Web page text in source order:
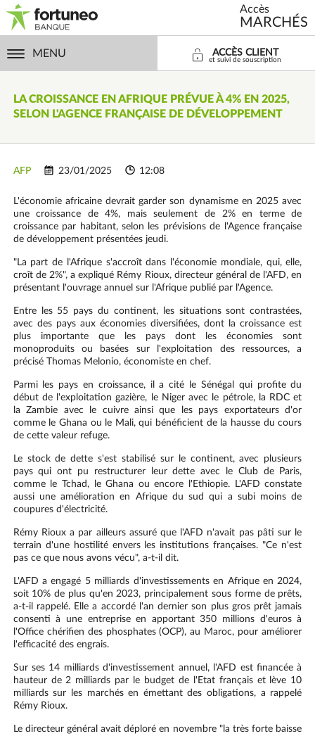
Accès
MARCHÉS
MENU ACCÈS CLIENT
et suivi de souscription
LA CROISSANCE EN AFRIQUE PRÉVUE À 4% EN 2025,
SELON L'AGENCE FRANÇAISE DE DÉVELOPPEMENT
AFP 23/01/2025 12:08
L'économie africaine devrait garder son dynamisme en 2025 avec
une croissance de 4%, mais seulement de 2% en terme de
croissance par habitant, selon les prévisions de l'Agence française
de développement présentées jeudi.
"La part de l'Afrique s'accroît dans l'économie mondiale, qui, elle,
croît de 2%", a expliqué Rémy Rioux, directeur général de l'AFD, en
présentant l'ouvrage annuel sur l'Afrique publié par l'Agence.
Entre les 55 pays du continent, les situations sont contrastées,
avec des pays aux économies diversifiées, dont la croissance est
plus importante que les pays dont les économies sont
monoproduits ou basées sur l'exploitation des ressources, a
précisé Thomas Melonio, économiste en chef.
Parmi les pays en croissance, il a cité le Sénégal qui profite du
début de l'exploitation gazière, le Niger avec le pétrole, la RDC et
la Zambie avec le cuivre ainsi que les pays exportateurs d'or
comme le Ghana ou le Mali, qui bénéficient de la hausse du cours
de cette valeur refuge.
Le stock de dette s'est stabilisé sur le continent, avec plusieurs
pays qui ont pu restructurer leur dette avec le Club de Paris,
comme le Tchad, le Ghana ou encore l'Ethiopie. L'AFD constate
aussi une amélioration en Afrique du sud qui a subi moins de
coupures d'électricité.
Rémy Rioux a par ailleurs assuré que l'AFD n'avait pas pâti sur le
terrain d'une hostilité envers les institutions françaises. "Ce n'est
pas ce que nous avons vécu", a-t-il dit.
L'AFD a engagé 5 milliards d'investissements en Afrique en 2024,
soit 10% de plus qu'en 2023, principalement sous forme de prêts,
a-t-il rappelé. Elle a accordé l'an dernier son plus gros prêt jamais
consenti à une entreprise en apportant 350 millions d'euros à
l'Office chérifien des phosphates (OCP), au Maroc, pour améliorer
l'efficacité des engrais.
Sur ses 14 milliards d'investissement annuel, l'AFD est financée à
hauteur de 2 milliards par le budget de l'Etat français et lève 10
milliards sur les marchés en émettant des obligations, a rappelé
Rémy Rioux.
Le directeur général avait déploré en novembre "la très forte baisse